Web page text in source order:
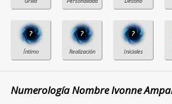
? ? ?
Numerología Nombre Ivonne